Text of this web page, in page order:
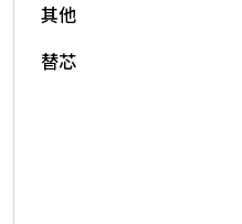
其他
替芯